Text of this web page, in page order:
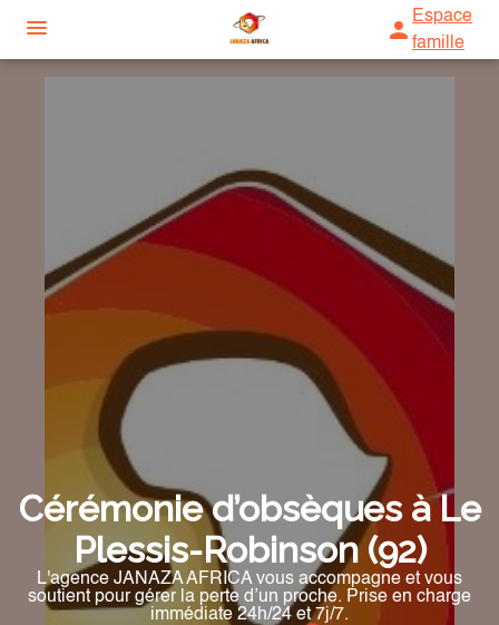
Espace
famille
DÉMARCHES ADMINISTRATIVES
TRANSPORT
TOILETTE RITUELLE
INHUMATION
SERVICES AUX FAMILLES
NOS AGENCES
AGENCE DE TRAPPES
AGENCE DE SAINT-MARCEL
AGENCE DU HAVRE
NOS FORMATIONS
Cérémonie d’obsèques à Le
Plessis-Robinson (92)
L'agence JANAZA AFRICA vous accompagne et vous
soutient pour gérer la perte d’un proche. Prise en charge
immédiate 24h/24 et 7j/7.